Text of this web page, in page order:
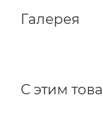
Галерея
С этим